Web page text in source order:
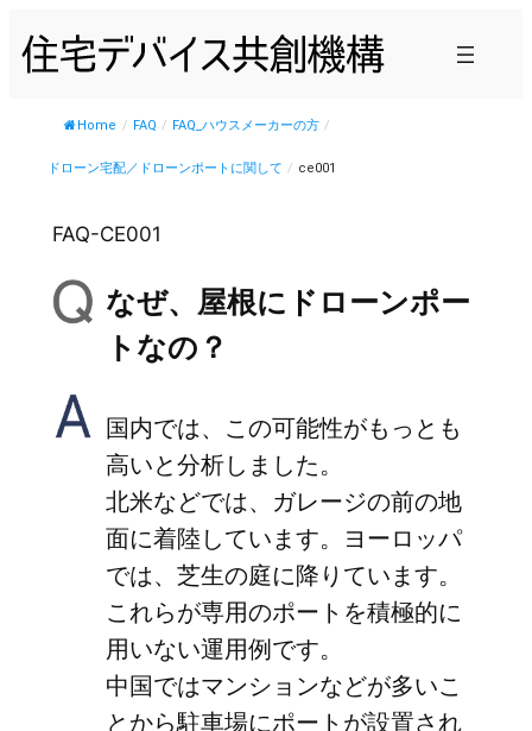
容
Home / FAQ / FAQ_ハウスメーカーの方 /
ドローン宅配／ドローンポートに関して / ce001
FAQ-CE001
なぜ、屋根にドローンポー
トなの？
国内では、この可能性がもっとも
高いと分析しました。
北米などでは、ガレージの前の地
面に着陸しています。ヨーロッパ
では、芝生の庭に降りています。
これらが専用のポートを積極的に
用いない運用例です。
中国ではマンションなどが多いこ
とから駐車場にポートが設置され